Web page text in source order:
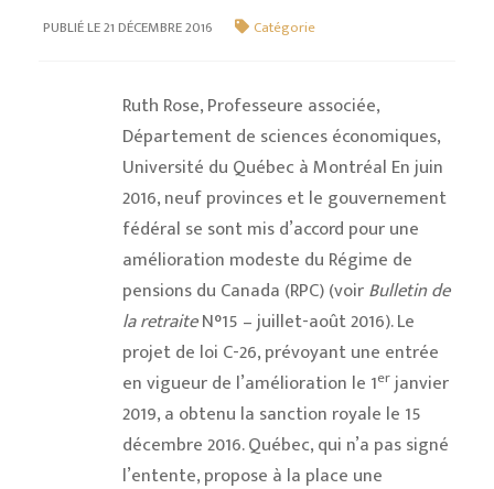
VOIR LE DERNIER BULLETIN
PUBLIÉ LE 21 DÉCEMBRE 2016 Catégorie
Ruth Rose, Professeure associée,
Département de sciences économiques,
Université du Québec à Montréal En juin
2016, neuf provinces et le gouvernement
fédéral se sont mis d’accord pour une
amélioration modeste du Régime de
pensions du Canada (RPC) (voirBulletin de
la retraiteN°15 – juillet-août 2016). Le
projet de loi C-26, prévoyant une entrée
en vigueur de l’amélioration le 1erjanvier
2019, a obtenu la sanction royale le 15
décembre 2016. Québec, qui n’a pas signé
l’entente, propose à la place une